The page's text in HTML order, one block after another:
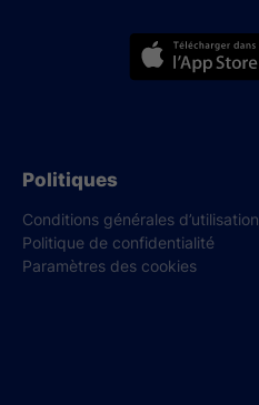
Politiques
Conditions générales d’utilisation
Politique de confidentialité
Paramètres des cookies